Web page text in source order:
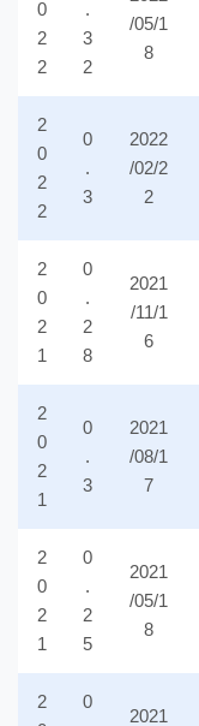
0
2
2
.
3
2
/05/1
8
2
0
2
2
0
.
3
2022
/02/2
2
2
0
2
1
0
.
2
8
2021
/11/1
6
2
0
2
1
0
.
3
2021
/08/1
7
2
0
2
1
0
.
2
5
2021
/05/1
8
2
0
2021